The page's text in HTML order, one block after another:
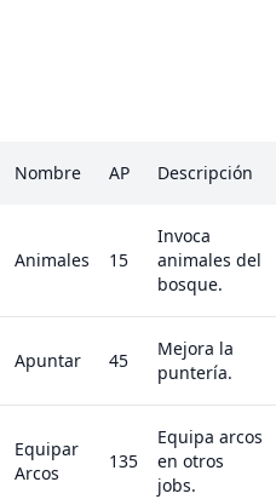
Nombre AP Descripción
Animales 15
Invoca
animales del
bosque.
Apuntar 45
Mejora la
puntería.
Equipar
Arcos
135
Equipa arcos
en otros
jobs.